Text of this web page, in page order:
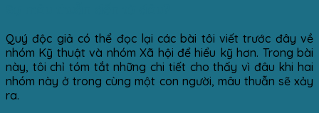
Quý độc giả có thể đọc lại các bài tôi viết trước đây về
nhóm Kỹ thuật và nhóm Xã hội để hiểu kỹ hơn. Trong bài
này, tôi chỉ tóm tắt những chi tiết cho thấy vì đâu khi hai
nhóm này ở trong cùng một con người, mâu thuẫn sẽ xảy
ra.